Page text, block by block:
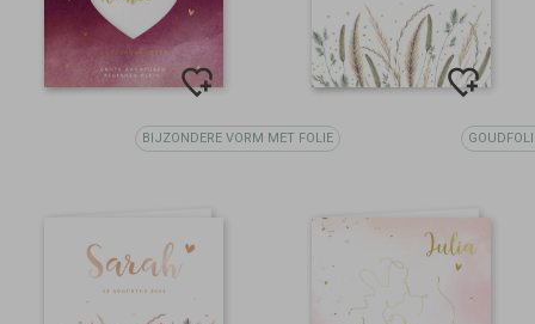
BIJZONDERE VORM MET FOLIE